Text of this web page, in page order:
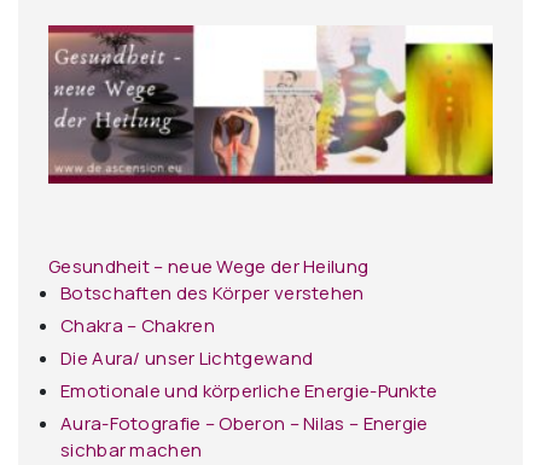
Gesundheit – neue Wege der Heilung
Botschaften des Körper verstehen
Chakra – Chakren
Die Aura/ unser Lichtgewand
Emotionale und körperliche Energie-Punkte
Aura-Fotografie – Oberon – Nilas – Energie
sichbar machen